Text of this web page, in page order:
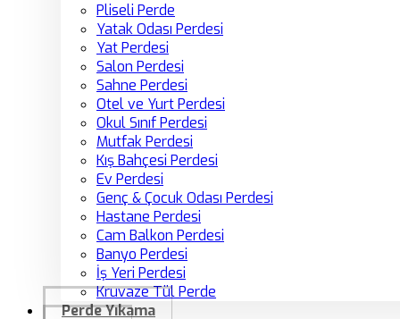
Pliseli Perde
Yatak Odası Perdesi
Yat Perdesi
Salon Perdesi
Sahne Perdesi
Otel ve Yurt Perdesi
Okul Sınıf Perdesi
Mutfak Perdesi
Kış Bahçesi Perdesi
Ev Perdesi
Genç & Çocuk Odası Perdesi
Hastane Perdesi
Cam Balkon Perdesi
Banyo Perdesi
İş Yeri Perdesi
Kruvaze Tül Perde
Perde Yıkama